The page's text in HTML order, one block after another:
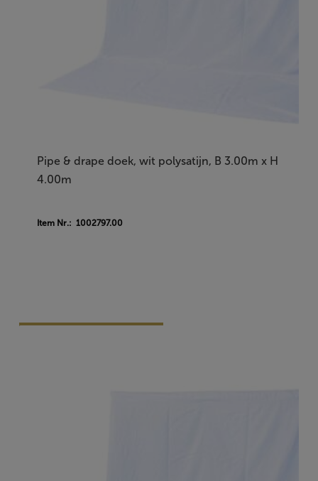
Pipe & drape doek, wit polysatijn, B 3.00m x H
4.00m
Item Nr.: 1002797.00